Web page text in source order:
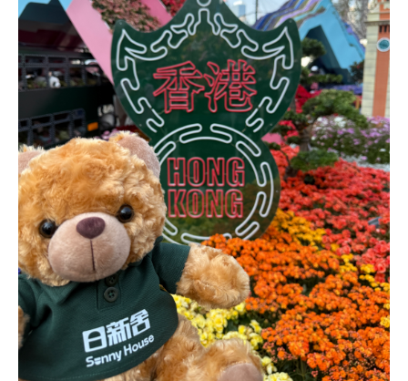
電話
國家/地區
感興趣範疇(可多選)*
1.租務資訊 ​​
2.住客活動及福利
注意: 您在此電子表格所提供的個人資料將會用作市場推廣(包
括直接銷售)及其他有關用途。
我已閱讀並同意日新舍私隱政策。